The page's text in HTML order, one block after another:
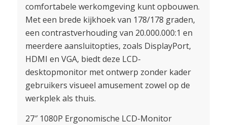
comfortabele werkomgeving kunt opbouwen.
Met een brede kijkhoek van 178/178 graden,
een contrastverhouding van 20.000.000:1 en
meerdere aansluitopties, zoals DisplayPort,
HDMI en VGA, biedt deze LCD-
desktopmonitor met ontwerp zonder kader
gebruikers visueel amusement zowel op de
werkplek als thuis.
27″ 1080P Ergonomische LCD-Monitor